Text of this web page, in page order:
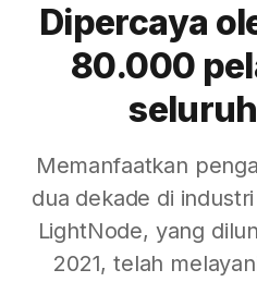
Dipercaya
80.000
Memanfaatkan
dua dekade di
LightNode, yang
2021, telah